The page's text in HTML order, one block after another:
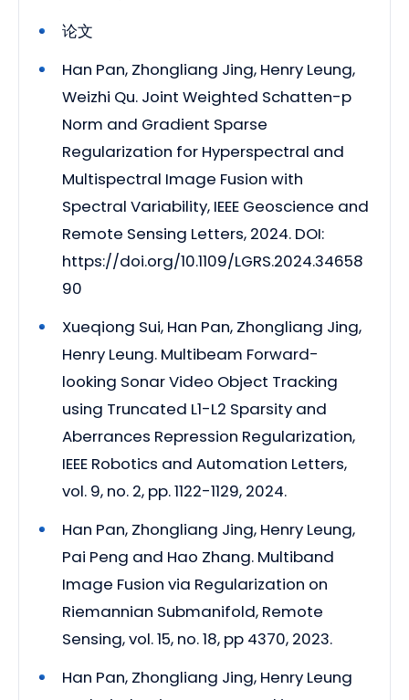
论文
Han Pan, Zhongliang Jing, Henry Leung,
Weizhi Qu. Joint Weighted Schatten-p
Norm and Gradient Sparse
Regularization for Hyperspectral and
Multispectral Image Fusion with
Spectral Variability, IEEE Geoscience and
Remote Sensing Letters, 2024. DOI:
https://doi.org/10.1109/LGRS.2024.34658
90
Xueqiong Sui, Han Pan, Zhongliang Jing,
Henry Leung. Multibeam Forward-
looking Sonar Video Object Tracking
using Truncated L1-L2 Sparsity and
Aberrances Repression Regularization,
IEEE Robotics and Automation Letters,
vol. 9, no. 2, pp. 1122-1129, 2024.
Han Pan, Zhongliang Jing, Henry Leung,
Pai Peng and Hao Zhang. Multiband
Image Fusion via Regularization on
Riemannian Submanifold, Remote
Sensing, vol. 15, no. 18, pp 4370, 2023.
Han Pan, Zhongliang Jing, Henry Leung